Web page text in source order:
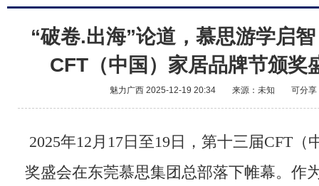
“破卷.出海”论道，慕思游学启
CFT（中国）家居品牌节颁奖
魅力广西 2025-12-19 20:34 来源：未知 可分享
2025年12月17日至19日，第十三届CFT（
奖盛会在东莞慕思集团总部落下帷幕。作